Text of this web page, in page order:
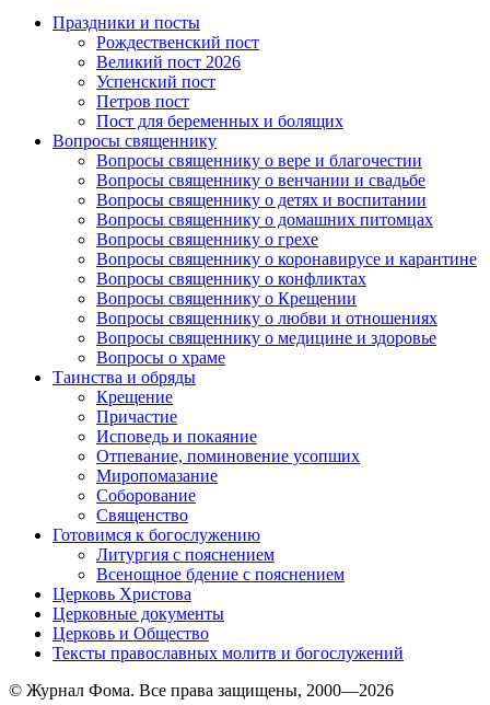
Праздники и посты
Рождественский пост
Великий пост 2026
Успенский пост
Петров пост
Пост для беременных и болящих
Вопросы священнику
Вопросы священнику о вере и благочестии
Вопросы священнику о венчании и свадьбе
Вопросы священнику о детях и воспитании
Вопросы священнику о домашних питомцах
Вопросы священнику о грехе
Вопросы священнику о коронавирусе и карантине
Вопросы священнику о конфликтах
Вопросы священнику о Крещении
Вопросы священнику о любви и отношениях
Вопросы священнику о медицине и здоровье
Вопросы о храме
Таинства и обряды
Крещение
Причастие
Исповедь и покаяние
Отпевание, поминовение усопших
Миропомазание
Соборование
Священство
Готовимся к богослужению
Литургия с пояснением
Всенощное бдение с пояснением
Церковь Христова
Церковные документы
Церковь и Общество
Тексты православных молитв и богослужений
© Журнал Фома. Все права защищены, 2000—2026